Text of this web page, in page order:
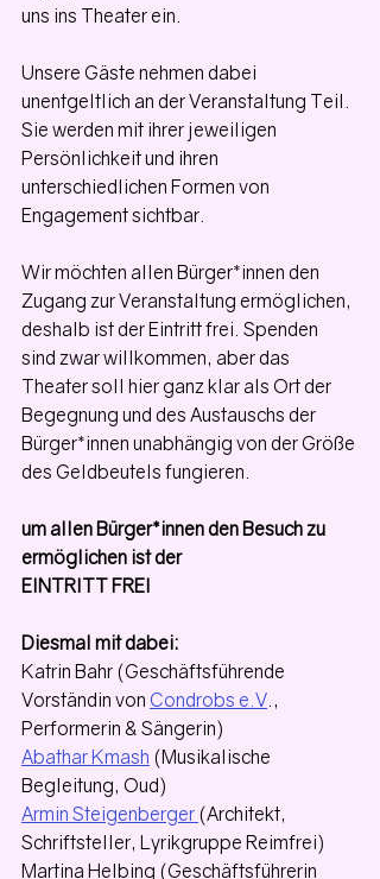
uns ins Theater ein.
Unsere Gäste nehmen dabei
unentgeltlich an der Veranstaltung Teil.
Sie werden mit ihrer jeweiligen
Persönlichkeit und ihren
unterschiedlichen Formen von
Engagement sichtbar.
Wir möchten allen Bürger*innen den
Zugang zur Veranstaltung ermöglichen,
deshalb ist der Eintritt frei. Spenden
sind zwar willkommen, aber das
Theater soll hier ganz klar als Ort der
Begegnung und des Austauschs der
Bürger*innen unabhängig von der Größe
des Geldbeutels fungieren.
um allen Bürger*innen den Besuch zu
ermöglichen ist der
EINTRITT FREI
Diesmal mit dabei:
Katrin Bahr (Geschäftsführende
Vorständin von Condrobs e.V .,
Performerin & Sängerin)
Abathar Kmash (Musikalische
Begleitung, Oud)
Armin Steigenberger (Architekt,
Schriftsteller, Lyrikgruppe Reimfrei)
Martina Helbing (Geschäftsführerin